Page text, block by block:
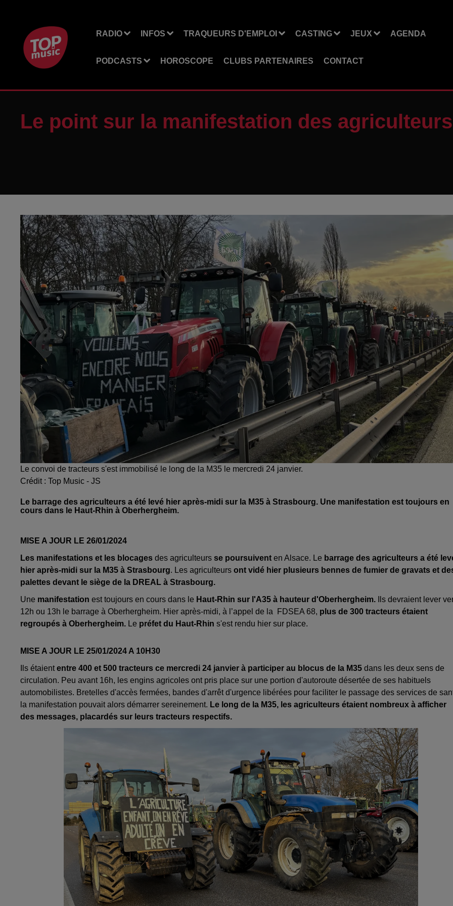
RADIO INFOS TRAQUEURS D'EMPLOI CASTING JEUX AGENDA
PODCASTS HOROSCOPE CLUBS PARTENAIRES CONTACT
Le point sur la manifestation des
Le convoi de tracteurs s'est immobilisé le long de la M35 le mercredi 24 janvier.
Crédit : Top Music - JS
Le barrage des agriculteurs a été levé hier après-midi sur la M35 à Strasbourg. Une manifestation est toujours en
cours dans le Haut-Rhin à Oberhergheim.
MISE A JOUR LE 26/01/2024
Les manifestations et les blocages des agriculteurs se poursuivent en Alsace. Le barrage des agriculteurs a été
hier après-midi sur la M35 à Strasbourg. Les agriculteurs ont vidé hier plusieurs bennes de fumier de gravats et
palettes devant le siège de la DREAL à Strasbourg.
Une manifestation est toujours en cours dans le Haut-Rhin sur l'A35 à hauteur d'Oberhergheim. Ils devraient lever
12h ou 13h le barrage à Oberhergheim. Hier après-midi, à l’appel de la FDSEA 68, plus de 300 tracteurs étaient
regroupés à Oberhergheim. Le préfet du Haut-Rhin s'est rendu hier sur place.
MISE A JOUR LE 25/01/2024 A 10H30
Ils étaiententre 400 et 500 tracteurs ce mercredi 24 janvier à participer au blocus de la M35 dans les deux sens de
circulation. Peu avant 16h, les engins agricoles ont pris place sur une portion d'autoroute désertée de ses habituels
automobilistes. Bretelles d'accès fermées, bandes d'arrêt d'urgence libérées pour faciliter le passage des services de
la manifestation pouvait alors démarrer sereinement. Le long de la M35, les agriculteurs étaient nombreux à afficher
des messages, placardés sur leurs tracteurs respectifs.